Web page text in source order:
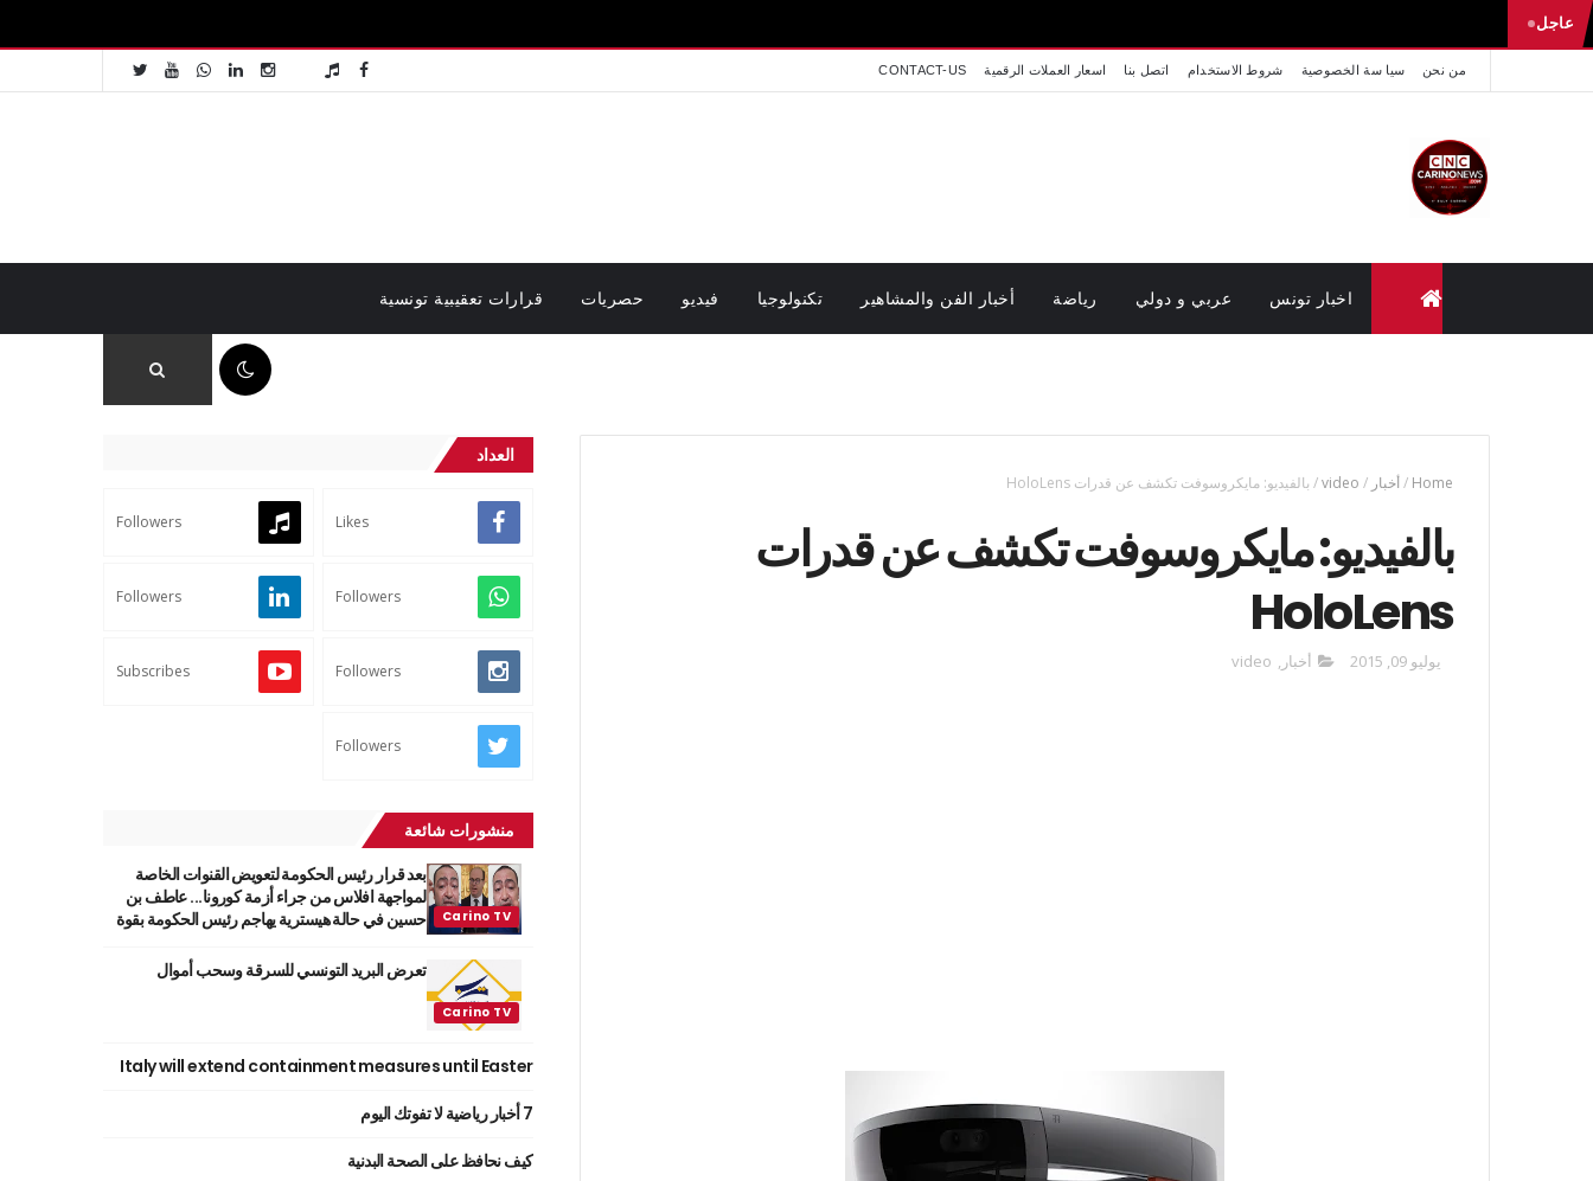
عاجل
من نحن سيا سة الخصوصية شروط الاستخدام اتصل بنا اسعار العملات الرقمية CONTACT-US
اخبار تونس عربي و دولي رياضة أخبار الفن والمشاهير تكنولوجيا فيديو حصريات قرارات تعقيبية تونسية
Home
/أخبار /
video
/ بالفيديو: مايكروسوفت تكشف عن قدرات HoloLens
بالفيديو: مايكروسوفت تكشف عن قدرات
HoloLens
يوليو 09, 2015 أخبار ,
video
العداد
Likes
Followers
Followers
Followers
Followers
Subscribes
Followers
منشورات شائعة
بعد قرار رئيس الحكومة لتعويض القنوات الخاصة
لمواجهة افلاس من جراء أزمة كورونا... عاطف بن
حسين في حالة هيسترية يهاجم رئيس الحكومة بقوة
تعرض البريد التونسي للسرقة وسحب أموال
Italy will extend containment measures until Easter
7 أخبار رياضية لا تفوتك اليوم
كيف نحافظ على الصحة البدنية